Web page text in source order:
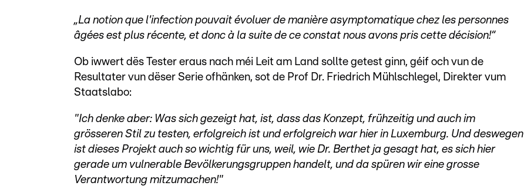
„La notion que l'infection pouvait évoluer de manière asymptomatique chez les personnes
âgées est plus récente, et donc à la suite de ce constat nous avons pris cette décision!“
Ob iwwert dës Tester eraus nach méi Leit am Land sollte getest ginn, géif och vun de
Resultater vun dëser Serie ofhänken, sot de Prof Dr. Friedrich Mühlschlegel, Direkter vum
Staatslabo:
"Ich denke aber: Was sich gezeigt hat, ist, dass das Konzept, frühzeitig und auch im
grösseren Stil zu testen, erfolgreich ist und erfolgreich war hier in Luxemburg. Und deswegen
ist dieses Projekt auch so wichtig für uns, weil, wie Dr. Berthet ja gesagt hat, es sich hier
gerade um vulnerable Bevölkerungsgruppen handelt, und da spüren wir eine grosse
Verantwortung mitzumachen!"